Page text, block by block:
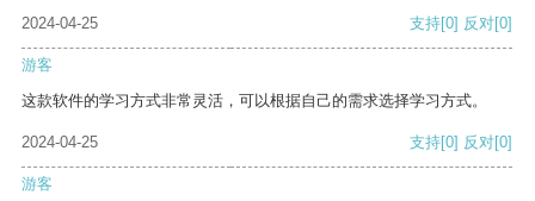
2024-04-25
支持[0] 反对[0]
游客
这款软件的学习方式非常灵活，可以根据自己的需求选择学习方式。
2024-04-25 支持[0] 反对[0]
游客